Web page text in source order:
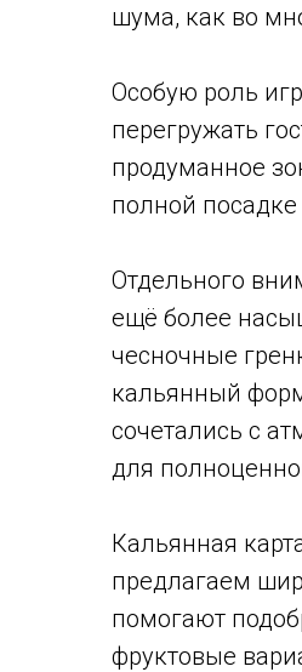
шума, как во
Особую роль
перегружать
продуманное
полной
Отдельного
ещё более
чесночные
кальянный
сочетались с
для
Кальянная
предлагаем
помогают
фруктовые